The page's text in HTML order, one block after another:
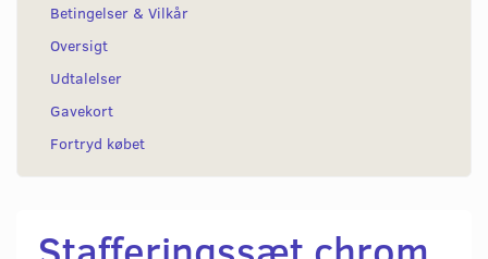
Betingelser & Vilkår
Oversigt
Udtalelser
Gavekort
Fortryd købet